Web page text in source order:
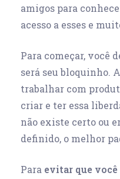
amigos para
acesso a esses e
Para começar, você
será seu bloquinho.
trabalhar com
criar e ter essa
não existe certo ou
definido, o melhor
Para evitar que